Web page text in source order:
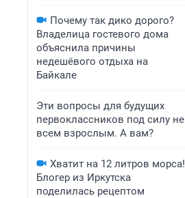
Почему так дико дорого?
Владелица гостевого дома
объяснила причины
недешёвого отдыха на
Байкале
Эти вопросы для будущих
первоклассников под силу не
всем взрослым. А вам?
Хватит на 12 литров морса!
Блогер из Иркутска
поделилась рецептом